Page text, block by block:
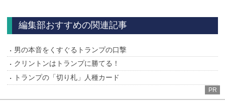
編集部おすすめの関連記事
男の本音をくすぐるトランプの口撃
クリントンはトランプに勝てる！
トランプの「切り札」人種カード
PR